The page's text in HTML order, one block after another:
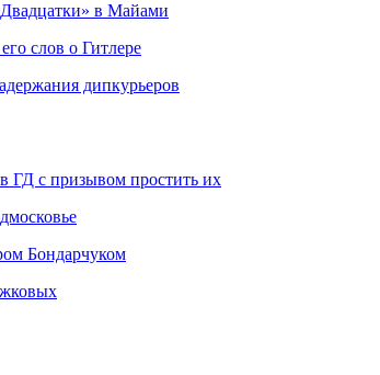
в Майами
слов о Гитлере
дипкурьеров
ГД с призывом простить их
Бондарчуком